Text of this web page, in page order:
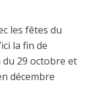
les fêtes du
la fin de
du 29 octobre et
décembre